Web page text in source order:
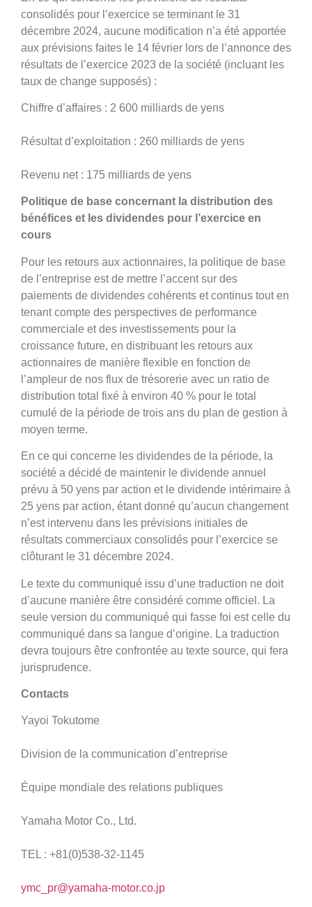
consolidés pour l’exercice se terminant le 31
décembre 2024, aucune modification n’a été apportée
aux prévisions faites le 14 février lors de l’annonce des
résultats de l’exercice 2023 de la société (incluant les
taux de change supposés) :
Chiffre d’affaires : 2 600 milliards de yens
Résultat d’exploitation : 260 milliards de yens
Revenu net : 175 milliards de yens
Politique de base concernant la distribution des
bénéfices et les dividendes pour l’exercice en
cours
Pour les retours aux actionnaires, la politique de base
de l’entreprise est de mettre l’accent sur des
paiements de dividendes cohérents et continus tout en
tenant compte des perspectives de performance
commerciale et des investissements pour la
croissance future, en distribuant les retours aux
actionnaires de manière flexible en fonction de
l’ampleur de nos flux de trésorerie avec un ratio de
distribution total fixé à environ 40 % pour le total
cumulé de la période de trois ans du plan de gestion à
moyen terme.
En ce qui concerne les dividendes de la période, la
société a décidé de maintenir le dividende annuel
prévu à 50 yens par action et le dividende intérimaire à
25 yens par action, étant donné qu’aucun changement
n’est intervenu dans les prévisions initiales de
résultats commerciaux consolidés pour l’exercice se
clôturant le 31 décembre 2024.
Le texte du communiqué issu d’une traduction ne doit
d’aucune manière être considéré comme officiel. La
seule version du communiqué qui fasse foi est celle du
communiqué dans sa langue d’origine. La traduction
devra toujours être confrontée au texte source, qui fera
jurisprudence.
Contacts
Yayoi Tokutome
Division de la communication d’entreprise
Équipe mondiale des relations publiques
Yamaha Motor Co., Ltd.
TEL : +81(0)538-32-1145
ymc_pr@yamaha-motor.co.jp